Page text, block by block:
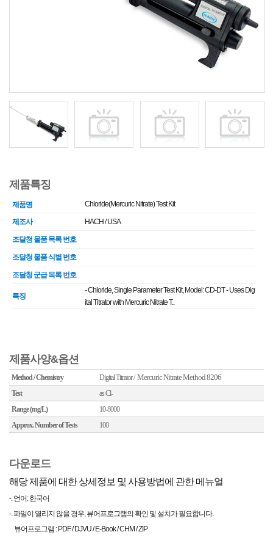
제품특징
제품명 Chloride(Mercuric Nitrate) Test Kit
제조사 HACH / USA
조달청 물품 목록 번호
조달청 물품 식별 번호
조달청 군급 목록 번호
특징
- Chloride, Single Parameter Test Kit, Model: CD-DT - Uses Dig
ital Titrator with Mercuric Nitrate T..
제품사양&옵션
Method / Chemistry Digital Titrator /Mercuric Nitrate Method 8206
Test
as Cl-
Range (mg/L)
10-8000
Approx. Number of Tests
100
다운로드
해당 제품에 대한 상세정보 및 사용방법에 관한 메뉴얼
-. 언어: 한국어
-. 파일이 열리지 않을 경우, 뷰어프로그램의 확인 및 설치가 필요합니다.
뷰어프로그램 : PDF / DJVU / E-Book / CHM / ZIP